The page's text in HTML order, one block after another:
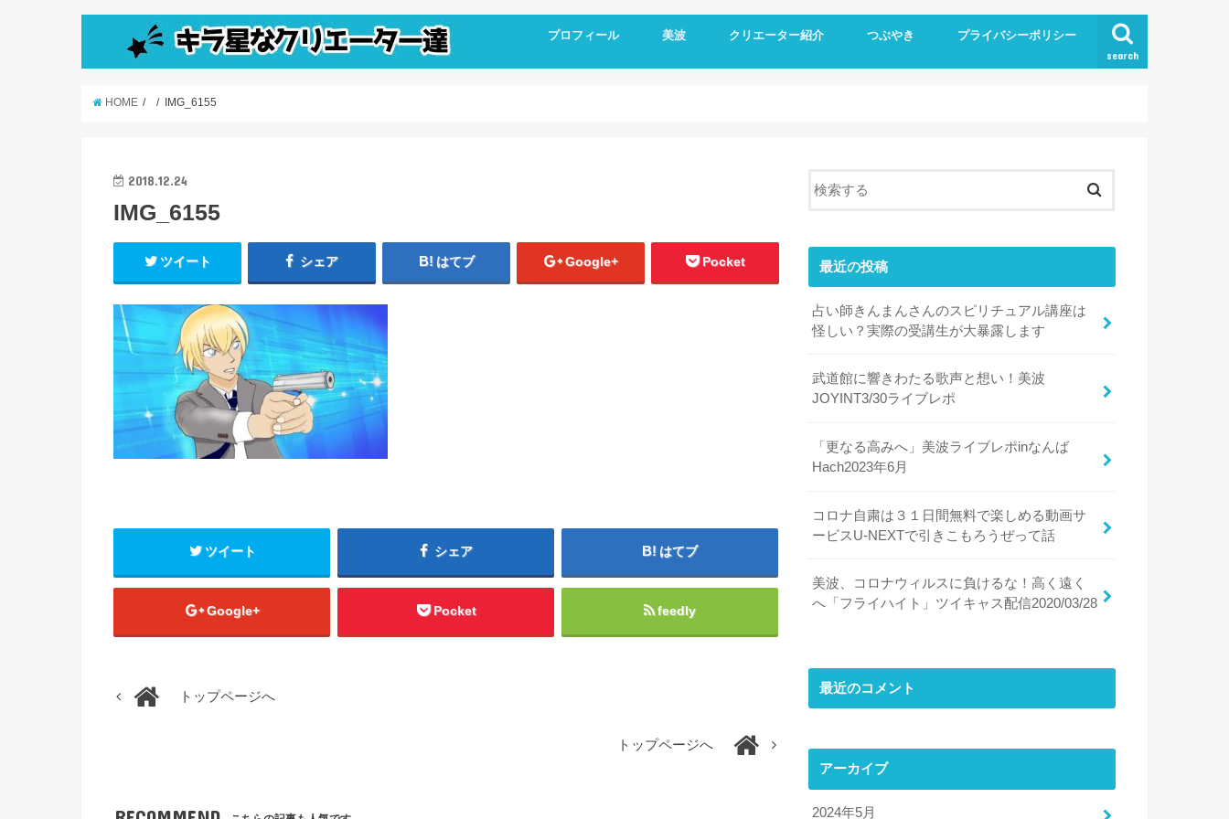
search
プロフィール 美波 クリエーター紹介 つぶやき プライバシーポリシー
HOME IMG_6155
2018.12.24
IMG_6155
ツイート シェア はてブ Google+ Pocket
ツイート シェア はてブ
Google+ Pocket feedly
トップページへ
トップページへ
最近の投稿
占い師きんまんさんのスピリチュアル講座は
怪しい？実際の受講生が大暴露します
武道館に響きわたる歌声と想い！美波
JOYINT3/30ライブレポ
「更なる高みへ」美波ライブレポinなんば
Hach2023年6月
コロナ自粛は３１日間無料で楽しめる動画サ
ービスU-NEXTで引きこもろうぜって話
美波、コロナウィルスに負けるな！高く遠く
へ「フライハイト」ツイキャス配信2020/03/28
最近のコメント
アーカイブ
2024年5月